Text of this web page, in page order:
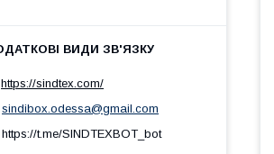
https://sindtex.com/
sindibox.odessa@gmail.com
https://t.me/SINDTEXBOT_bot